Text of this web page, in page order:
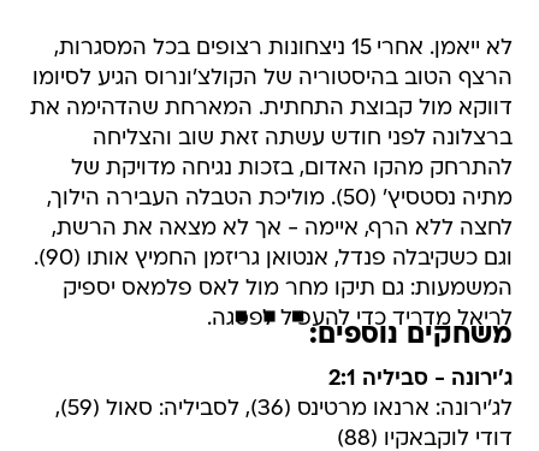
לא ייאמן. אחרי 15 ניצחונות רצופים בכל המסגרות,
הרצף הטוב בהיסטוריה של הקולצ'ונרוס הגיע לסיומו
דווקא מול קבוצת התחתית. המארחת שהדהימה את
ברצלונה לפני חודש עשתה זאת שוב והצליחה
להתרחק מהקו האדום, בזכות נגיחה מדויקת של
מתיה נסטסיץ' (50). מוליכת הטבלה העבירה הילוך,
לחצה ללא הרף, איימה - אך לא מצאה את הרשת,
וגם כשקיבלה פנדל, אנטואן גריזמן החמיץ אותו (90).
המשמעות: גם תיקו מחר מול לאס פלמאס יספיק
לריאל מדריד כדי להעפיל לפסגה.
משחקים נוספים:
ג'ירונה - סביליה 2:1
לג'ירונה: ארנאו מרטינס (36), לסביליה: סאול (59),
דודי לוקבאקיו (88)